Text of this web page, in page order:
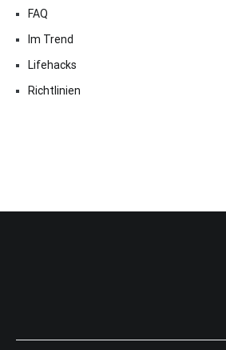
FAQ
Im Trend
Lifehacks
Richtlinien